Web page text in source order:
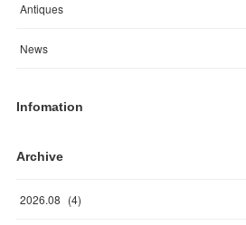
Antiques
News
Infomation
Archive
2026.08 (4)